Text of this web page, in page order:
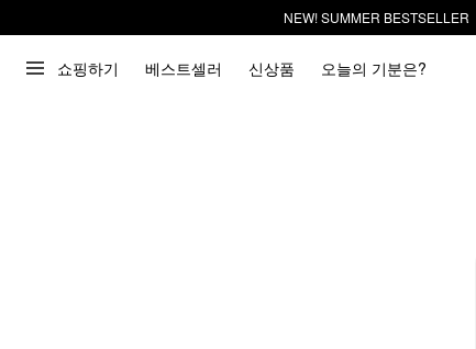
NEW! SUMMER BESTSELLER
쇼핑하기 베스트셀러 신상품 오늘의 기분은?